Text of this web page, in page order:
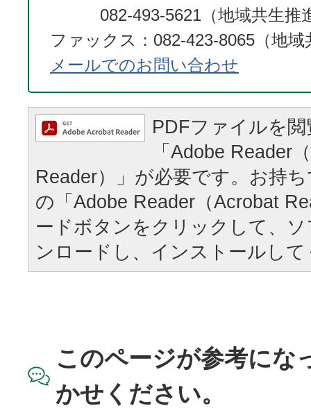
082-493-5621（地域共生推
ファックス：082-423-8065（地域
メールでのお問い合わせ
PDFファイルを
「Adobe Reader
Reader）」が必要です。お持
の「Adobe Reader（Acrobat
ードボタンをクリックして、
ンロードし、インストールし
このページが参考にな
かせください。